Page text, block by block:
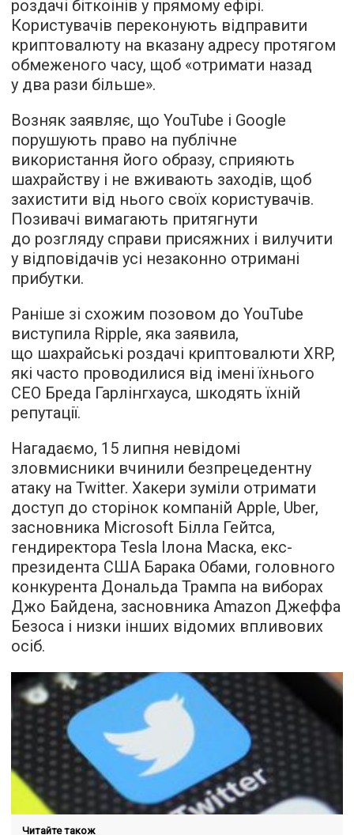
роздачі біткоінів у прямому ефірі.
Користувачів переконують відправити
криптовалюту на вказану адресу протягом
обмеженого часу, щоб «отримати назад
у два рази більше».
Возняк заявляє, що YouTube і Google
порушують право на публічне
використання його образу, сприяють
шахрайству і не вживають заходів, щоб
захистити від нього своїх користувачів.
Позивачі вимагають притягнути
до розгляду справи присяжних і вилучити
у відповідачів усі незаконно отримані
прибутки.
Раніше зі схожим позовом до YouTube
виступила Ripple, яка заявила,
що шахрайські роздачі криптовалюти XRP,
які часто проводилися від імені їхнього
CEO Бреда Гарлінгхауса, шкодять їхній
репутації.
Нагадаємо, 15 липня невідомі
зловмисники вчинили безпрецедентну
атаку на Twitter. Хакери зуміли отримати
доступ до сторінок компаній Apple, Uber,
засновника Microsoft Білла Гейтса,
гендиректора Tesla Ілона Маска, екс-
президента США Барака Обами, головного
конкурента Дональда Трампа на виборах
Джо Байдена, засновника Amazon Джеффа
Безоса і низки інших відомих впливових
осіб.
Читайте також